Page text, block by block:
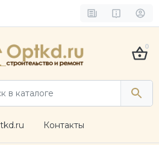
0
Контакты